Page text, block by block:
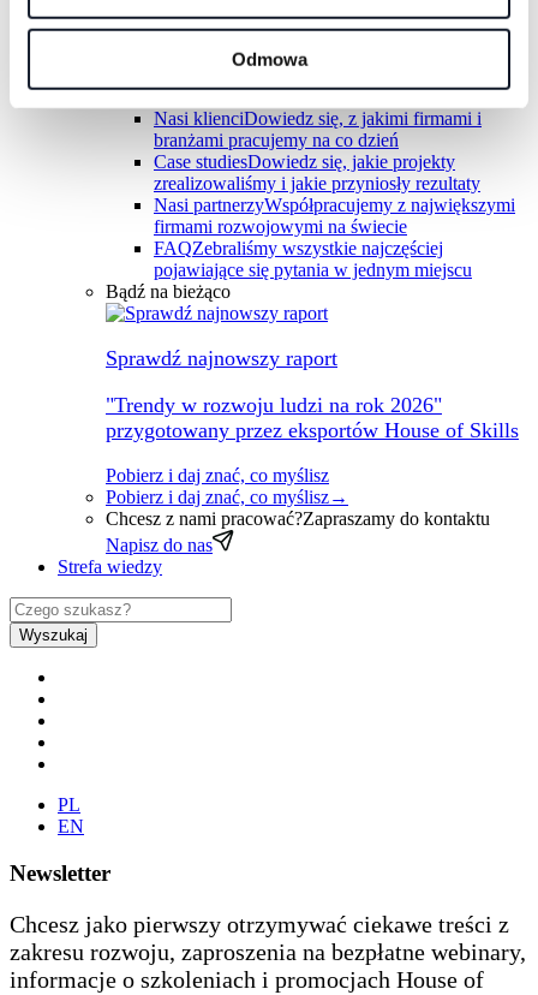
Odmowa
Ponad 25 doświadczonych trenerów-
konsulatów w zespole stałym
Chcesz do nas dołączyć? Sprawdź
Rynek i współprace
Nasi klienciDowiedz się, z jakimi firmami i
branżami pracujemy na co dzień
Case studiesDowiedz się, jakie projekty
zrealizowaliśmy i jakie przyniosły rezultaty
Nasi partnerzyWspółpracujemy z największymi
firmami rozwojowymi na świecie
FAQZebraliśmy wszystkie najczęściej
pojawiające się pytania w jednym miejscu
Bądź na bieżąco
Sprawdź najnowszy raport
"Trendy w rozwoju ludzi na rok 2026"
przygotowany przez eksportów House of Skills
Pobierz i daj znać, co myślisz
Pobierz i daj znać, co myślisz→
Chcesz z nami pracować?Zapraszamy do kontaktu
Napisz do nas
Strefa wiedzy
Wyszukaj
PL
EN
Newsletter
Chcesz jako pierwszy otrzymywać ciekawe treści z
zakresu rozwoju, zaproszenia na bezpłatne webinary,
informacje o szkoleniach i promocjach House of